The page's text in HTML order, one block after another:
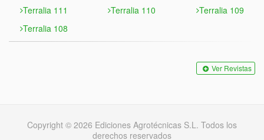
Terralia 111 Terralia 110
Terralia 109
Terralia 108
Ver Revistas
Copyright © 2026 Ediciones Agrotécnicas S.L. Todos los
derechos reservados